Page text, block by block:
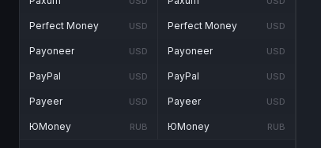
Perfect Money USD
Payoneer USD
PayPal USD
Payeer USD
ЮMoney RUB
Perfect Money USD
Payoneer USD
PayPal USD
Payeer USD
ЮMoney RUB